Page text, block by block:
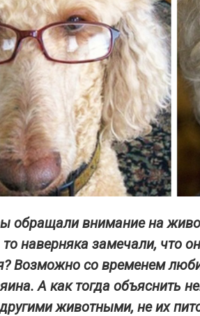
обращали внимание на
наверняка замечали, что
Возможно со временем
А как тогда объяснить
животными, не их